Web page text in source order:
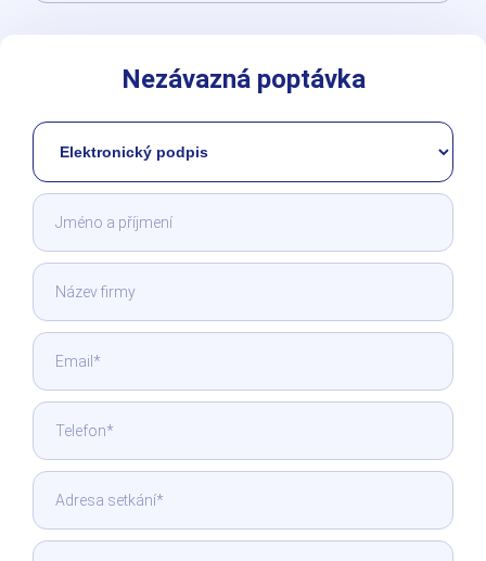
Nezávazná poptávka